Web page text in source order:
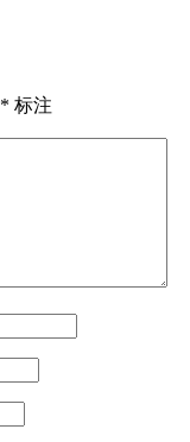
* 标注